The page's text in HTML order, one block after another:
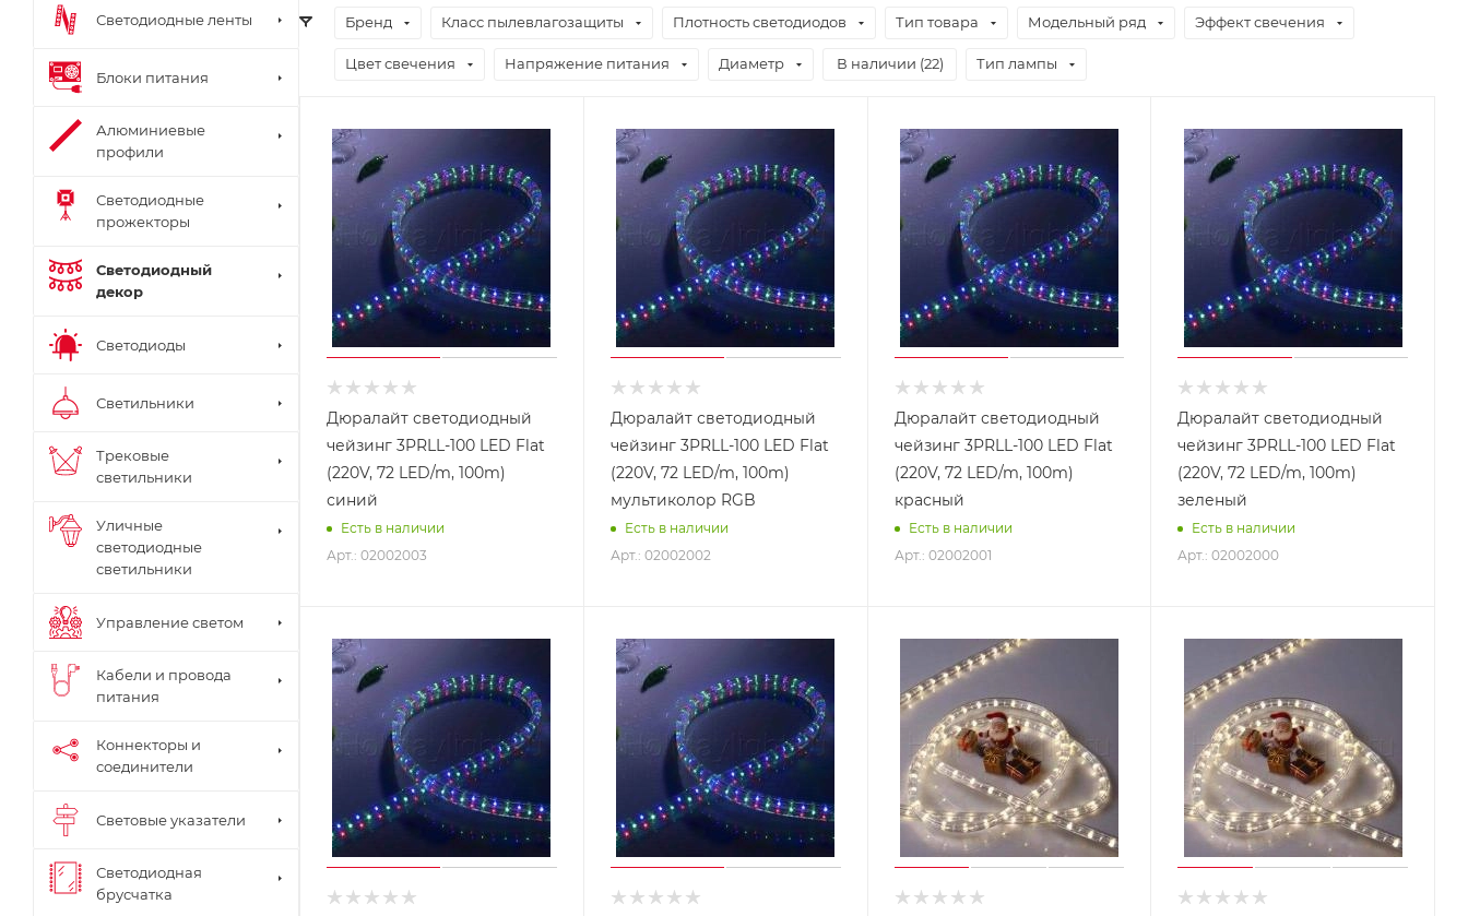
Бренд Класс пылевлагозащиты Плотность светодиодов Тип товара Модельный ряд Эффект свечения
Цвет свечения Напряжение питания Диаметр В наличии (22) Тип лампы
Дюралайт светодиодный
чейзинг 3PRLL-100 LED Flat
(220V, 72 LED/m, 100m)
синий
Есть в наличии
Арт.: 02002003
Дюралайт светодиодный
чейзинг 3PRLL-100 LED Flat
(220V, 72 LED/m, 100m)
мультиколор RGB
Есть в наличии
Арт.: 02002002
Дюралайт светодиодный
чейзинг 3PRLL-100 LED Flat
(220V, 72 LED/m, 100m)
красный
Есть в наличии
Арт.: 02002001
Дюралайт светодиодный
чейзинг 3PRLL-100 LED Flat
(220V, 72 LED/m, 100m)
зеленый
Есть в наличии
Арт.: 02002000
Светодиодные ленты
Блоки питания
Алюминиевые
профили
Светодиодные
прожекторы
Светодиодный
декор
Светодиоды
Светильники
Трековые
светильники
Уличные
светодиодные
светильники
Управление светом
Кабели и провода
питания
Коннекторы и
соединители
Световые указатели
Светодиодная
брусчатка